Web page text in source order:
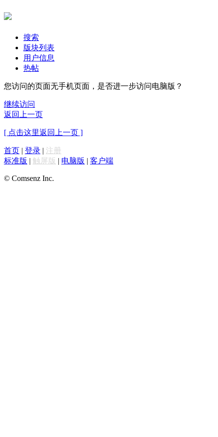
搜索
版块列表
用户信息
热帖
您访问的页面无手机页面，是否进一步访问电脑版？
继续访问
返回上一页
[ 点击这里返回上一页 ]
首页 | 登录 | 注册
标准版 | 触屏版 | 电脑版 | 客户端
© Comsenz Inc.